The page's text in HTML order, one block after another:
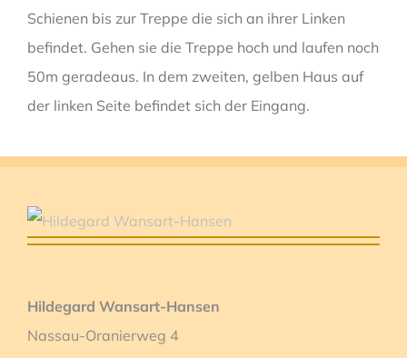
Schienen bis zur Treppe die sich an ihrer Linken
befindet. Gehen sie die Treppe hoch und laufen noch
50m geradeaus. In dem zweiten, gelben Haus auf
der linken Seite befindet sich der Eingang.
Hildegard Wansart-Hansen
Nassau-Oranierweg 4